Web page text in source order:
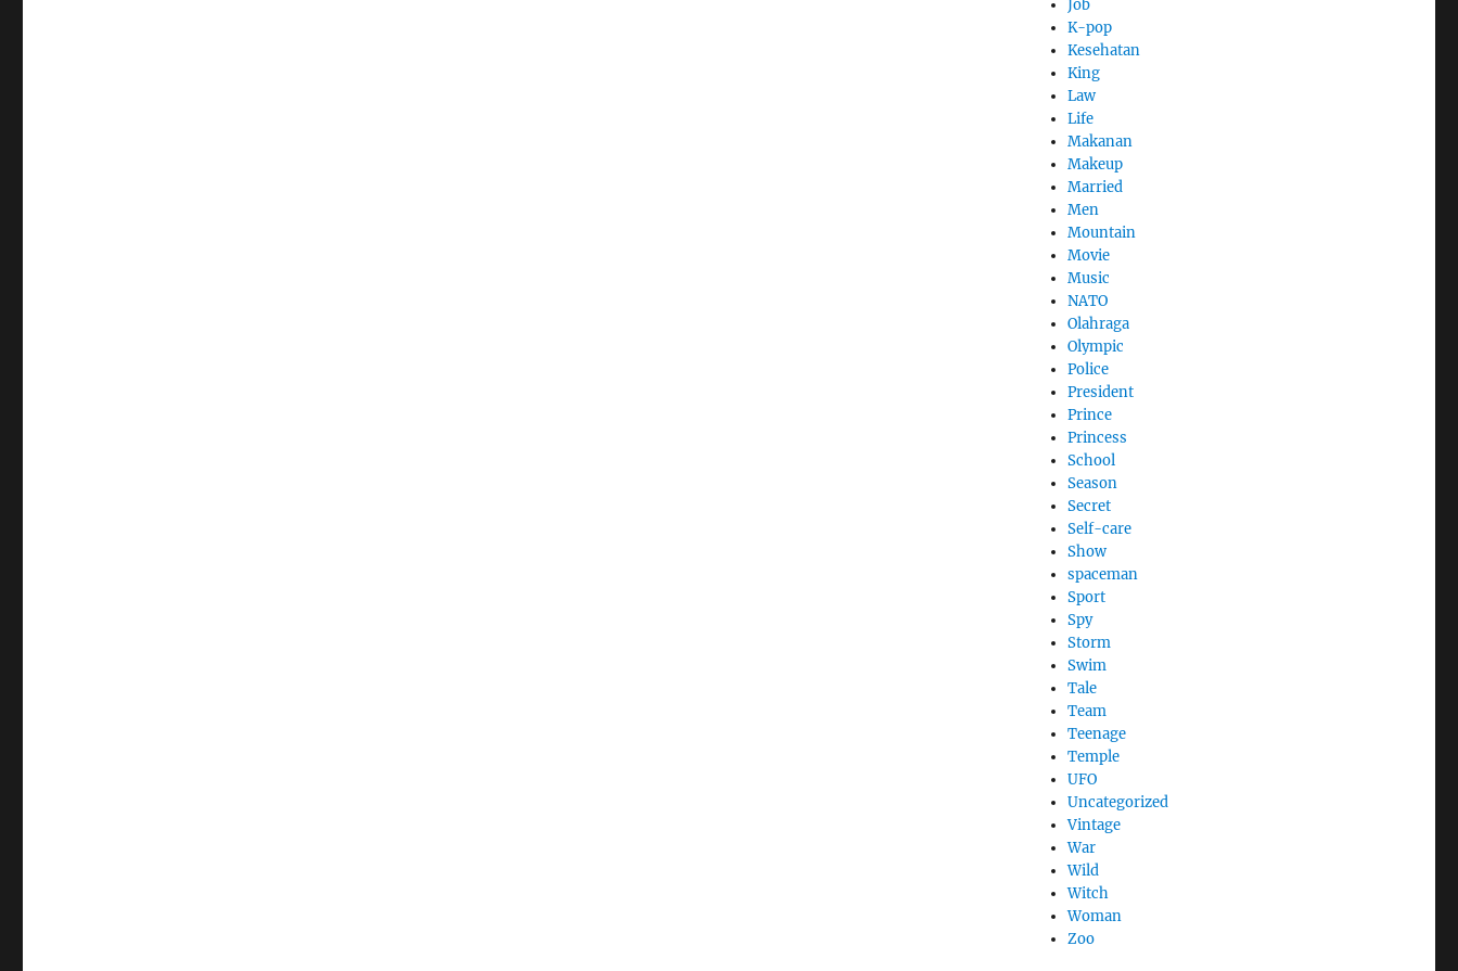
Job
K-pop
Kesehatan
King
Law
Life
Makanan
Makeup
Married
Men
Mountain
Movie
Music
NATO
Olahraga
Olympic
Police
President
Prince
Princess
School
Season
Secret
Self-care
Show
spaceman
Sport
Spy
Storm
Swim
Tale
Team
Teenage
Temple
UFO
Uncategorized
Vintage
War
Wild
Witch
Woman
Zoo